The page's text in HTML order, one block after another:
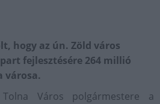
hogy az ún. Zöld város
fejlesztésére 264 millió
városa.
Város polgármestere a